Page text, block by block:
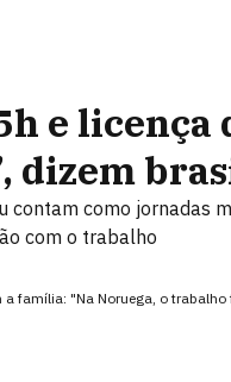
e licença
dizem
contam como jornadas
com o trabalho
família: "Na Noruega, o